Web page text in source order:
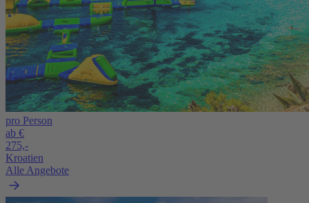
pro Person
ab €
275,-
Kroatien
Alle Angebote